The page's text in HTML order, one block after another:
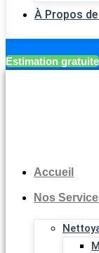
À Propos
Estimation gratuite
Accueil
Nos